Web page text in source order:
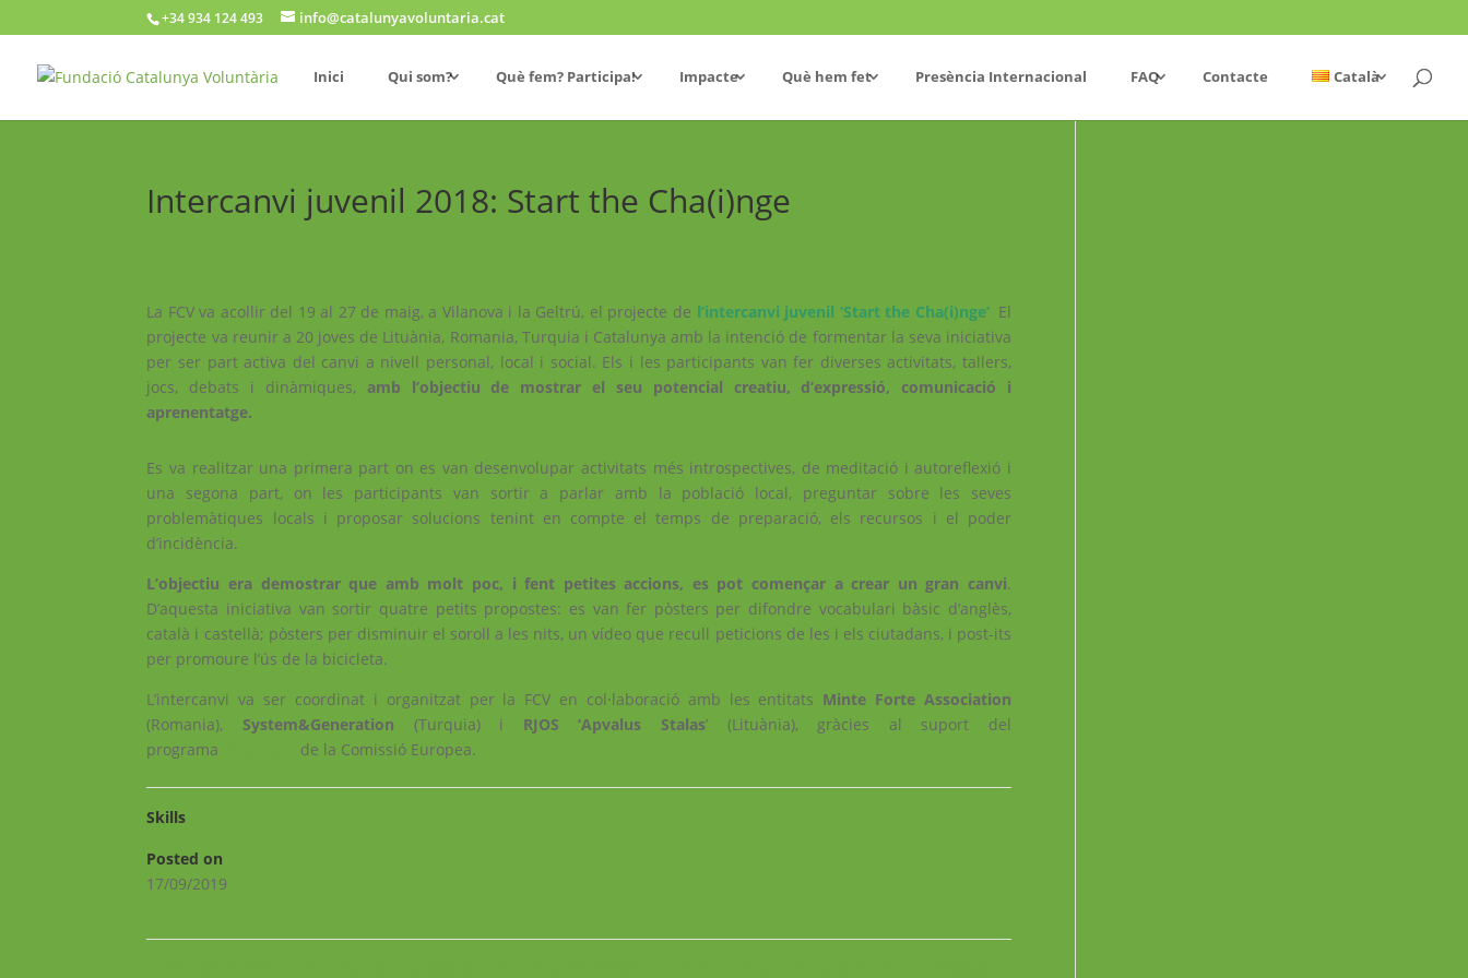
+34 934 124 493 info@catalunyavoluntaria.cat
Inici Qui som? Què fem? Participa! Impacte Què hem fet Presència Internacional FAQ Contacte Català
Intercanvi juvenil 2018: Start the Cha(i)nge
La FCV va acollir del 19 al 27 de maig, a Vilanova i la Geltrú, el projecte de l’intercanvi juvenil ‘Start the Cha(i)nge’. El
projecte va reunir a 20 joves de Lituània, Romania, Turquia i Catalunya amb la intenció de formentar la seva iniciativa
per ser part activa del canvi a nivell personal, local i social. Els i les participants van fer diverses activitats, tallers,
jocs, debats i dinàmiques, amb l’objectiu de mostrar el seu potencial creatiu, d’expressió, comunicació i
aprenentatge.
Es va realitzar una primera part on es van desenvolupar activitats més introspectives, de meditació i autoreflexió i
una segona part, on les participants van sortir a parlar amb la població local, preguntar sobre les seves
problemàtiques locals i proposar solucions tenint en compte el temps de preparació, els recursos i el poder
d’incidència.
L’objectiu era demostrar que amb molt poc, i fent petites accions, es pot començar a crear un gran canvi.
D’aquesta iniciativa van sortir quatre petits propostes: es van fer pòsters per difondre vocabulari bàsic d’anglès,
català i castellà; pòsters per disminuir el soroll a les nits, un vídeo que recull peticions de les i els ciutadans, i post-its
per promoure l’ús de la bicicleta.
L’intercanvi va ser coordinat i organitzat per la FCV en col·laboració amb les entitats Minte Forte Association
(Romania),System&Generation (Turquia) i RJOS ‘Apvalus Stalas’ (Lituània), gràcies al suport del
programa
de la Comissió Europea.
Skills
Posted on
17/09/2019